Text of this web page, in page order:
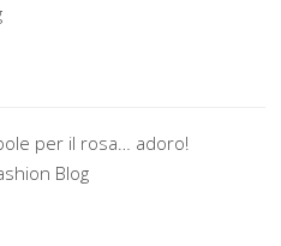
per il rosa… adoro!
Blog